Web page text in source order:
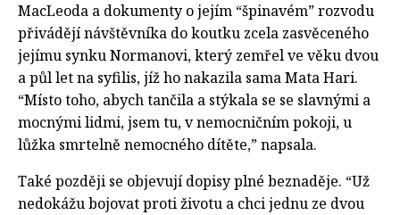
MacLeoda a dokumenty o jejím “špinavém” rozvodu
přivádějí návštěvníka do koutku zcela zasvěceného
jejímu synku Normanovi, který zemřel ve věku dvou
a půl let na syfilis, jíž ho nakazila sama Mata Hari.
“Místo toho, abych tančila a stýkala se se slavnými a
mocnými lidmi, jsem tu, v nemocničním pokoji, u
lůžka smrtelně nemocného dítěte,” napsala.
Také později se objevují dopisy plné beznaděje. “Už
nedokážu bojovat proti životu a chci jednu ze dvou